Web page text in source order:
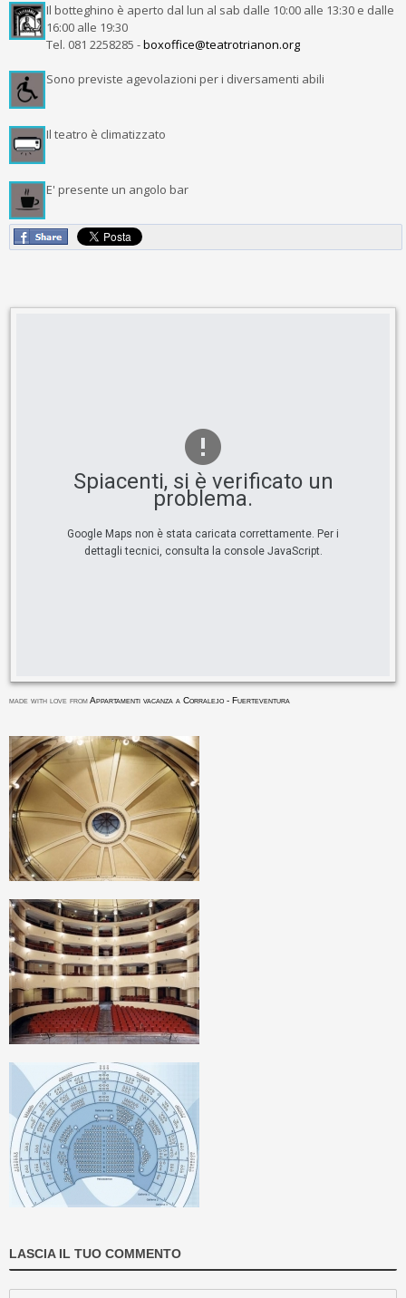
Il botteghino è aperto dal lun al sab dalle 10:00 alle 13:30 e dalle
16:00 alle 19:30
Tel. 081 2258285 -boxoffice@teatrotrianon.org
Sono previste agevolazioni per i diversamenti abili
Il teatro è climatizzato
E' presente un angolo bar
Spiacenti, si è verificato un
problema.
Google Maps non è stata caricata correttamente. Per i
dettagli tecnici, consulta la console JavaScript.
made with love fromAppartamenti vacanza a Corralejo - Fuerteventura
LASCIA IL TUO COMMENTO